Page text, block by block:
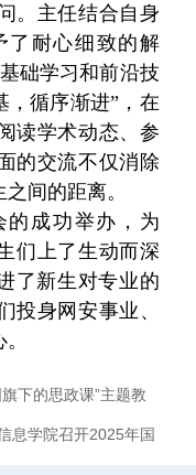
。主任结合自身
了耐心细致的解
础学习和前沿技
，循序渐进”，在
读学术动态、参
的交流不仅消除
间的距离。
的成功举办，为
们上了生动而深
了新生对专业的
投身网安事业、
下的思政课”主题教
息学院召开2025年国